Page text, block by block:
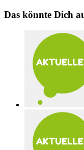
Das könnte Dich